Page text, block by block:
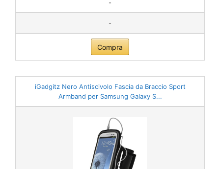
-
-
Compra
iGadgitz Nero Antiscivolo Fascia da Braccio Sport
Armband per Samsung Galaxy S...